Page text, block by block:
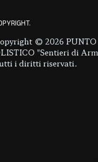
© 2026 PUNTO
"Sentieri di
i diritti riservati.